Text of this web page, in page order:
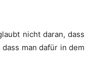
nicht daran, dass
man dafür in dem